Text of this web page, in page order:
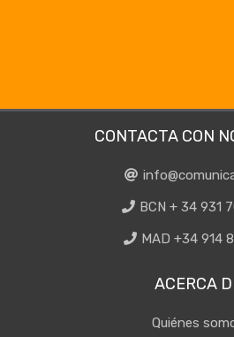
CONTACTA CON
BCN + 34 931
MAD +34 914
ACERCA
Quiénes